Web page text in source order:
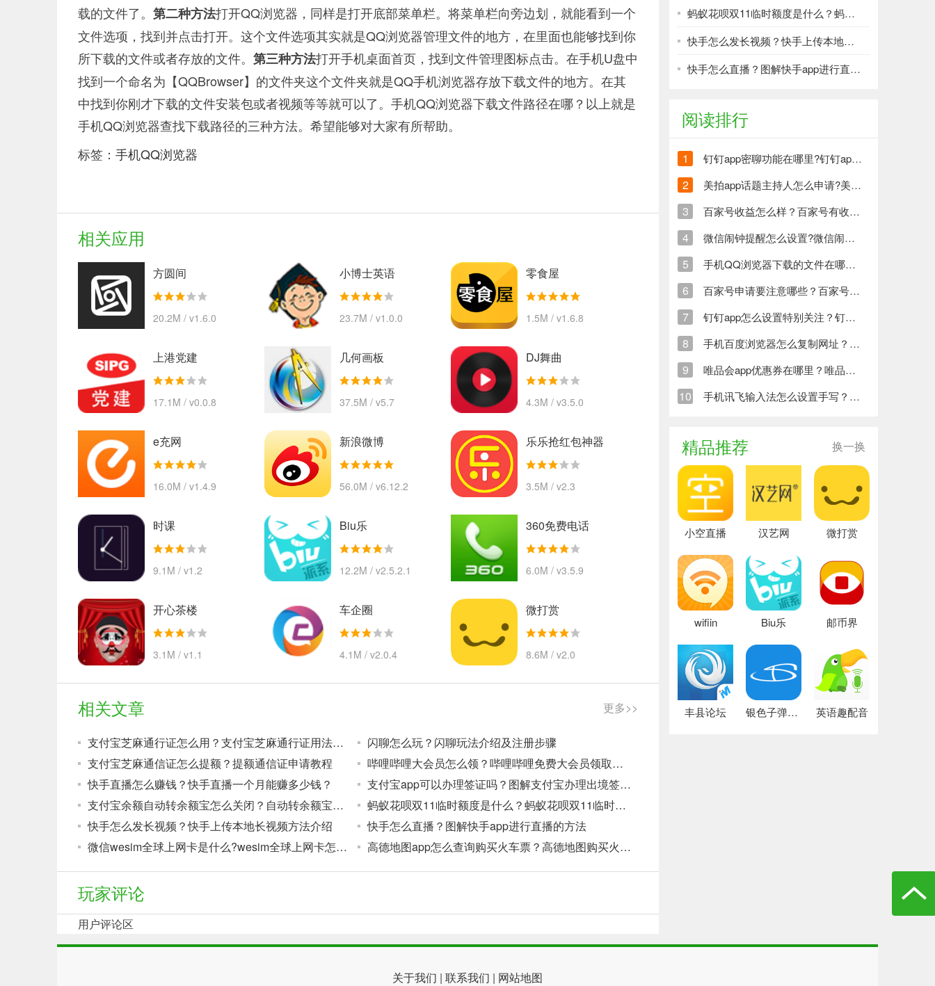
载的文件了。 第二种方法打开QQ浏览器，同样是打开底部菜单栏。将菜单栏向旁边划，就能看到一个
文件选项，找到并点击打开。这个文件选项其实就是QQ浏览器管理文件的地方，在里面也能够找到你
所下载的文件或者存放的文件。 第三种方法打开手机桌面首页，找到文件管理图标点击。在手机U盘中
找到一个命名为【QQBrowser】的文件夹这个文件夹就是QQ手机浏览器存放下载文件的地方。在其
中找到你刚才下载的文件安装包或者视频等等就可以了。手机QQ浏览器下载文件路径在哪？以上就是
手机QQ浏览器查找下载路径的三种方法。希望能够对大家有所帮助。
标签： 手机QQ浏览器
相关应用
方圆间
20.2M / v1.6.0
小博士英语
23.7M / v1.0.0
零食屋
1.5M / v1.6.8
上港党建
17.1M / v0.0.8
几何画板
37.5M / v5.7
DJ舞曲
4.3M / v3.5.0
e充网
16.0M / v1.4.9
新浪微博
56.0M / v6.12.2
乐乐抢红包神器
3.5M / v2.3
时课
9.1M / v1.2
Biu乐
12.2M / v2.5.2.1
360免费电话
6.0M / v3.5.9
开心茶楼
3.1M / v1.1
车企圈
4.1M / v2.0.4
微打赏
8.6M / v2.0
相关文章 更多>>
支付宝芝麻通行证怎么用？支付宝芝麻通行证用法介绍
闪聊怎么玩？闪聊玩法介绍及注册步骤
支付宝芝麻通信证怎么提额？提额通信证申请教程
哔哩哔哩大会员怎么领？哔哩哔哩免费大会员领取步骤
快手直播怎么赚钱？快手直播一个月能赚多少钱？
支付宝app可以办理签证吗？图解支付宝办理出境签证方法教程
支付宝余额自动转余额宝怎么关闭？自动转余额宝功能关闭方法及步骤
蚂蚁花呗双11临时额度是什么？蚂蚁花呗双11临时额度怎么提升？
快手怎么发长视频？快手上传本地长视频方法介绍
快手怎么直播？图解快手app进行直播的方法
微信wesim全球上网卡是什么?wesim全球上网卡怎么购买?
高德地图app怎么查询购买火车票？高德地图购买火车票方法介绍
玩家评论
用户评论区
蚂蚁花呗双11临时额度是什么？蚂蚁花呗双11临时额度怎么提升？
快手怎么发长视频？快手上传本地长视频方法介绍
快手怎么直播？图解快手app进行直播的方法
阅读排行
1 钉钉app密聊功能在哪里?钉钉app怎么发起密聊？
2 美拍app话题主持人怎么申请?美拍申请话题主持人方法教程
3 百家号收益怎么样？百家号有收益吗？
4 微信闹钟提醒怎么设置?微信闹钟提醒设置教程
5 手机QQ浏览器下载的文件在哪里？手机QQ浏览器下载文件路径在哪？
6 百家号申请要注意哪些？百家号申请技巧分享
7 钉钉app怎么设置特别关注？钉钉设置特别关注方法介绍
8 手机百度浏览器怎么复制网址？手机百度浏览器复制网址方法及步骤
9 唯品会app优惠券在哪里？唯品会app优惠券卡券位置一览
10 手机讯飞输入法怎么设置手写？手机讯飞输入法设置手写步骤及方法
精品推荐 换一换
小空直播 汉艺网 微打赏
wifiin Biu乐 邮币界
丰县论坛 银色子弹论坛 英语趣配音
关于我们 | 联系我们 | 网站地图